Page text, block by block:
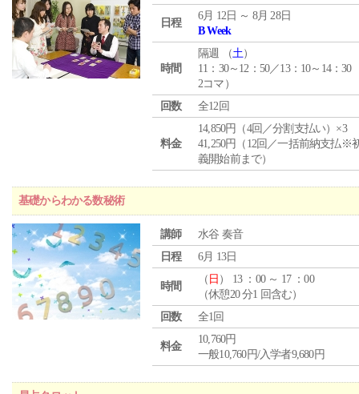
日程
6月 12日 ～ 8月 28日
B Week
時間
隔週 （土）
11：30～12：50／13：10～14：30
2コマ）
回数
全12回
料金
14,850円（4回／分割支払い）×3
41,250円（12回／一括前納支払※
義開始前まで）
基礎からわかる数秘術
講師
水谷 奏音
日程
6月 13日
時間
（ 日 ） 13 ：00 ～ 17 ：00
（休憩20 分1 回含む）
回数
全1回
料金
10,760円
一般10,760円/入学者9,680円